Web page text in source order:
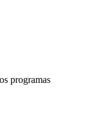
programas